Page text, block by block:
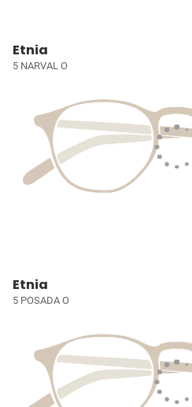
Etnia
5 NARVAL O
Etnia
5 POSADA O